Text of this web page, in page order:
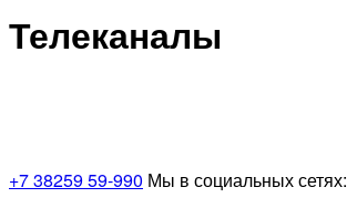
Телеканалы
+7 38259 59-990 Мы в социальных сетях: